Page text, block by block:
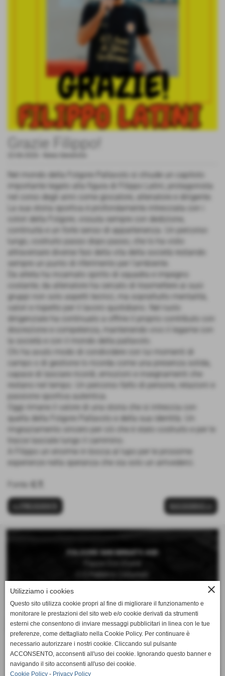
Grazie Filippo!
Nel mondo della Folgore Pallavolo si chiude un capitolo
importante legato alla figura di Filippo Latini, protagonista
nel corso degli anni come giocatore, allenatore e dirigente.
La sua storia sportiva è profondamente intrecciata con i
colori della Folgore, vissuta sempre con dedizione,
continuità e un forte senso di appartenenza. Un percorso
lungo, costruito passo dopo passo, che lo ha visto
attraversare diverse fasi della vita della società restando
sempre un punto di riferimento per l’ambiente.
Da atleta ha incarnato spirito di squadra e impegno
costante; da allenatore ha cercato di trasmettere ai suoi
gruppi non solo aspetti tecnici, ma soprattutto mentalità,
valori e rispetto per il lavoro quotidiano. Nel ruolo
dirigenziale ha continuato a offrire il proprio contributo con
discrezione e competenza, mantenendo vivo il legame con
la società e con il mondo della pallavolo.
Chi ha avuto modo di condividere con lui momenti di
campo o di gestione lo ricorda come una presenza solida,
capace di lasciare ricordi, emozioni e insegnamenti che
restano nel tempo. Un percorso fatto di persone, relazioni e
passione sportiva autentica.
Oggi rimane il valore di una storia che si intreccia con
quella della Folgore Pallavolo e della sua identità. Un
ringraziamento sincero per ciò che è stato costruito e per le
tracce lasciate lungo il cammino.
A Filippo un enorme in bocca al lupo per le prossime
esperienze nella speranza che sia solo un arrivederci.
FOLGORE SAN MINIATO ASD
Telefono 0571 42189
Mail:
segreteria@folgorepallavolo.it
close
Utilizziamo i cookies
Questo sito utilizza cookie propri al fine di migliorare il funzionamento e
monitorare le prestazioni del sito web e/o cookie derivati da strumenti
esterni che consentono di inviare messaggi pubblicitari in linea con le tue
preferenze, come dettagliato nella Cookie Policy. Per continuare è
necessario autorizzare i nostri cookie. Cliccando sul pulsante
ACCONSENTO, acconsenti all'uso dei cookie. Ignorando questo banner e
navigando il sito acconsenti all'uso dei cookie.
Cookie Policy - Privacy Policy